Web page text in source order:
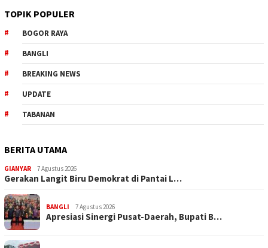
TOPIK POPULER
BOGOR RAYA
BANGLI
BREAKING NEWS
UPDATE
TABANAN
BERITA UTAMA
GIANYAR 7 Agustus 2026
Gerakan Langit Biru Demokrat di Pantai L…
BANGLI 7 Agustus 2026
Apresiasi Sinergi Pusat-Daerah, Bupati B…